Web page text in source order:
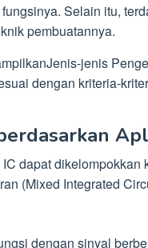
Selain itu,
pembuatannya.
jenis
dengan kriteria-
dapat dikelompokkan
(Mixed Integrated
dengan sinyal